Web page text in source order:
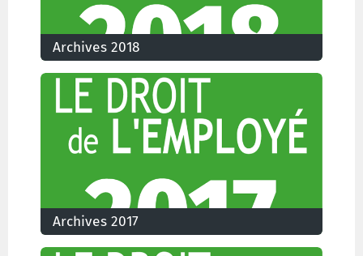
Archives 2018
Les numéros du Droit de l'Employé parus en 2018
Archives 2017
Les numéros du Droit de l'Employé parus en 2017